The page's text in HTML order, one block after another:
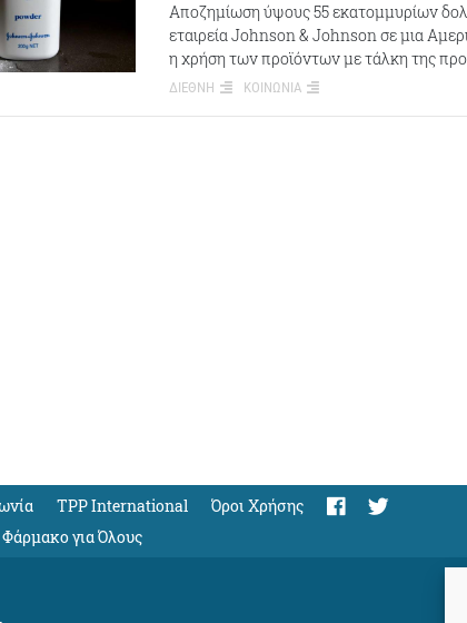
Αποζημίωση ύψους 55 εκατομμυρίων
εταιρεία Johnson & Johnson σε μια
η χρήση των προϊόντων με τάλκη της
ΔΙΕΘΝΗ ΚΟΙΝΩΝΙΑ
TPP International
Όροι Χρήσης
για Όλους